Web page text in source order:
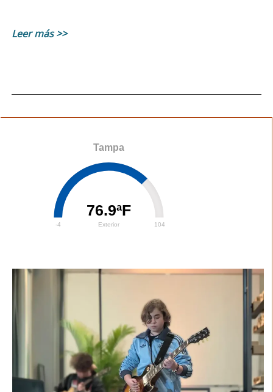
Leer más >>
Tampa
76.9ªF
Exterior
-4 104